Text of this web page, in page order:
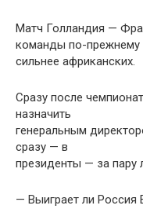
Матч Голландия —
команды по-прежнему
сильнее африканских.
Сразу после
назначить
генеральным
сразу — в
президенты — за пару
— Выиграет ли Россия